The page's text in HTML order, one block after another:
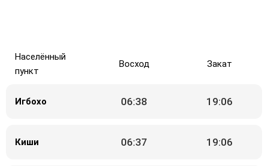
Населённый
пункт
Восход Закат
Игбохо 06:38 19:06
Киши 06:37 19:06